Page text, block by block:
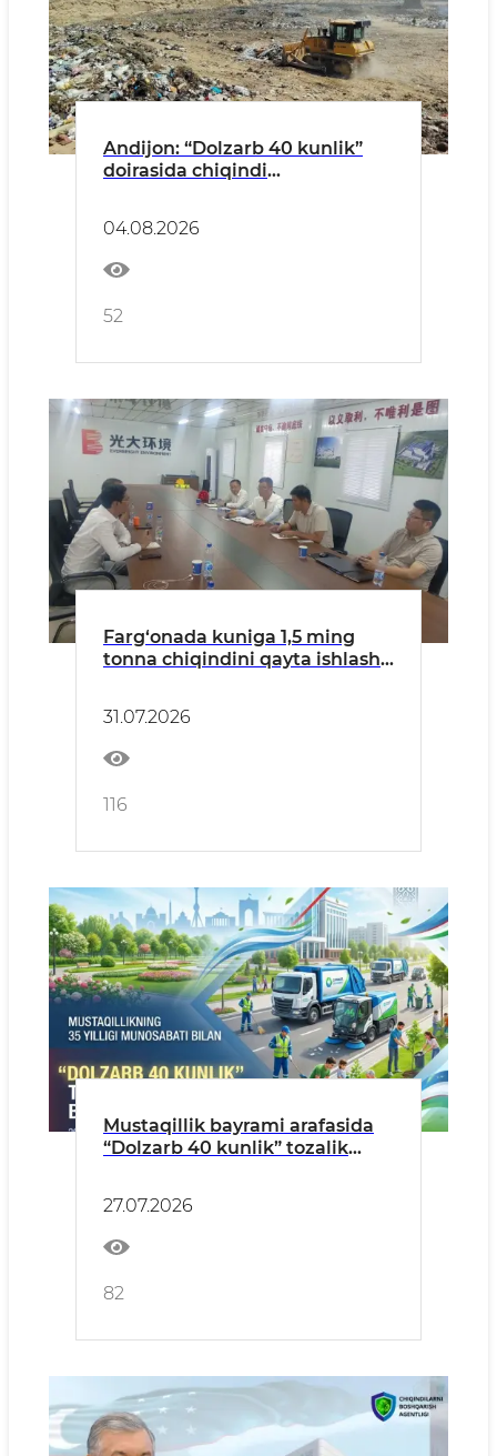
Andijon: “Dolzarb 40 kunlik”
doirasida chiqindi
04.08.2026
52
Farg‘onada kuniga 1,5 ming
tonna chiqindini qayta ishlash
31.07.2026
116
Mustaqillik bayrami arafasida
“Dolzarb 40 kunlik” tozalik
27.07.2026
82